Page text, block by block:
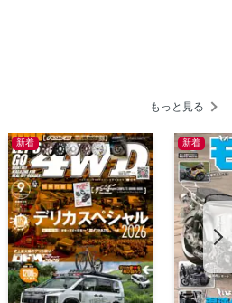
純正アクセサリー ディーラーカ
発情報
もっと見る
新着 新着